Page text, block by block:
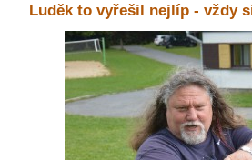
Luděk to vyřešil nejlíp - vždy